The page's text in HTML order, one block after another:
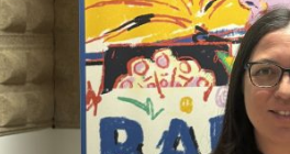
Plataforma NAC
Esther Ferrreira Leonís. Nus na
Dra. Celia Arteaga Conde por Jorge